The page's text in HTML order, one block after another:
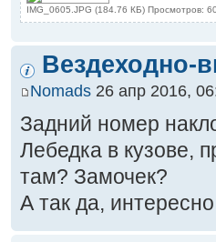
IMG_0605.JPG (184.76 КБ) Просмотров:
Вездеходно-
Nomads 26 апр 2016,
Задний номер
Лебедка в кузове,
там? Замочек?
А так да,